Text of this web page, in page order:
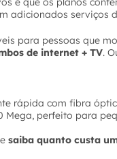
adicionados serviços
para pessoas que
de internet + TV.
rápida com fibra
Mega, perfeito para
e saiba quanto custa